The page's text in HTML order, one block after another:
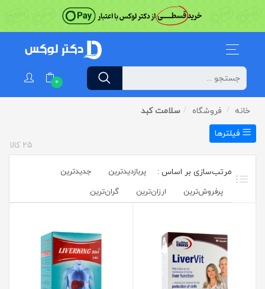
0
خانه فروشگاه
سلامت کبد
فیلترها
25 کالا
پربازدیدترین
جدیدترین
پرفروش‌ترین‌
ارزان‌ترین گران‌ترین